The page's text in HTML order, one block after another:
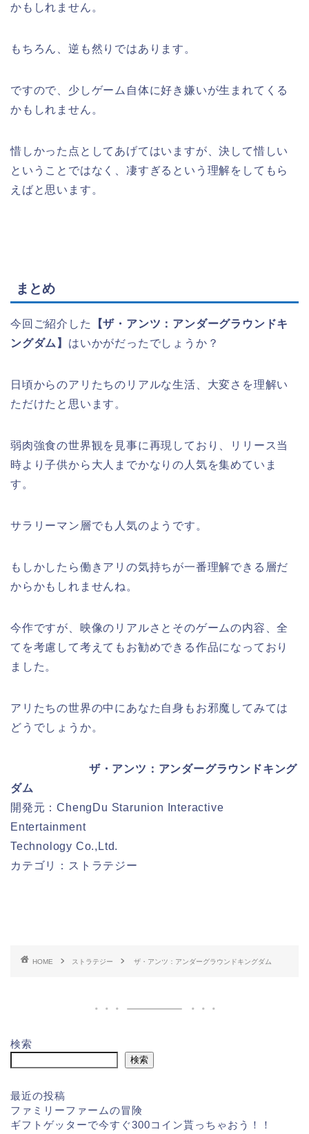
かもしれません。
もちろん、逆も然りではあります。
ですので、少しゲーム自体に好き嫌いが生まれてくる
かもしれません。
惜しかった点としてあげてはいますが、決して惜しい
ということではなく、凄すぎるという理解をしてもら
えばと思います。
まとめ
今回ご紹介した
【ザ・アンツ：アンダーグラウンドキ
ングダム】 はいかがだったでしょうか？
日頃からのアリたちのリアルな生活、大変さを理解い
ただけたと思います。
弱肉強食の世界観を見事に再現しており、リリース当
時より子供から大人までかなりの人気を集めていま
す。
サラリーマン層でも人気のようです。
もしかしたら働きアリの気持ちが一番理解できる層だ
からかもしれませんね。
今作ですが、映像のリアルさとそのゲームの内容、全
てを考慮して考えてもお勧めできる作品になっており
ました。
アリたちの世界の中にあなた自身もお邪魔してみては
どうでしょうか。
ザ・アンツ：アンダーグラウンドキング
ダム
開発元：ChengDu Starunion Interactive
Entertainment
Technology Co.,Ltd.
カテゴリ：ストラテジー
HOME ストラテジー ザ・アンツ：アンダーグラウンドキングダム
検索
検索
最近の投稿
ファミリーファームの冒険
ギフトゲッターで今すぐ300コイン貰っちゃおう！！